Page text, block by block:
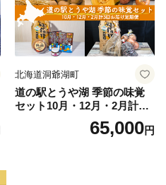
北海道洞爺湖町
道の駅とうや湖 季節の味覚
セット10月・12月・2月計3回
お届け定期便 野菜 ゆめぴり
か 北海道 洞爺湖町 秋の味覚
65,000円